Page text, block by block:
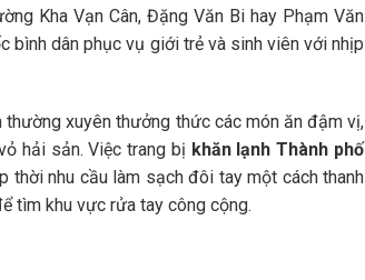
Kha Vạn Cân, Đặng Văn Bi hay Phạm Văn
bình dân phục vụ giới trẻ và sinh viên với nhịp
thường xuyên thưởng thức các món ăn đậm vị,
hải sản. Việc trang bị khăn lạnh Thành phố
nhu cầu làm sạch đôi tay một cách thanh
tìm khu vực rửa tay công cộng.